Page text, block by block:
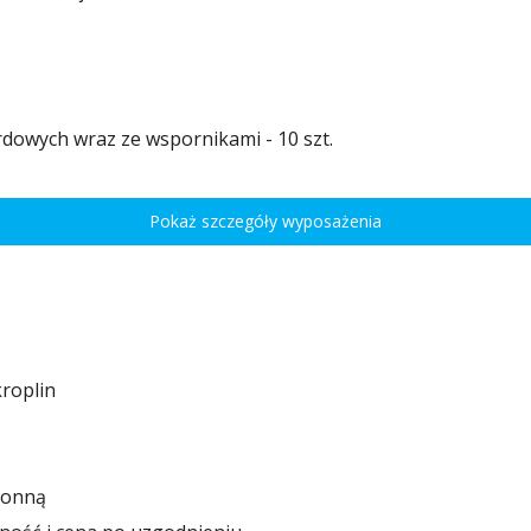
wraz ze wspornikami - 10 szt.
Pokaż szczegóły wyposażenia